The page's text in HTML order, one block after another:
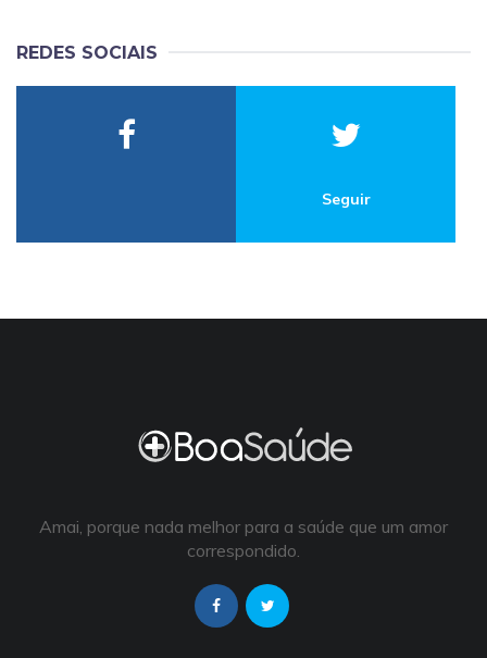
REDES SOCIAIS
Seguir
Amai, porque nada melhor para a saúde que um amor
correspondido.